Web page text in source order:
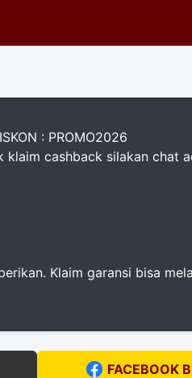
: PROMO2026
cashback silakan chat
Klaim garansi bisa
FACEBOOK